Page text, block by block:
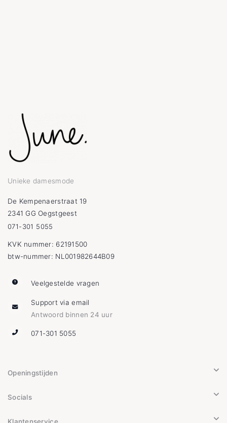
Unieke damesmode
De Kempenaerstraat 19
2341 GG Oegstgeest
071-301 5055
KVK nummer: 62191500
btw-nummer: NL001982644B09
Veelgestelde vragen
Support via email
Antwoord binnen 24 uur
071-301 5055
Openingstijden
Socials
Klantenservice